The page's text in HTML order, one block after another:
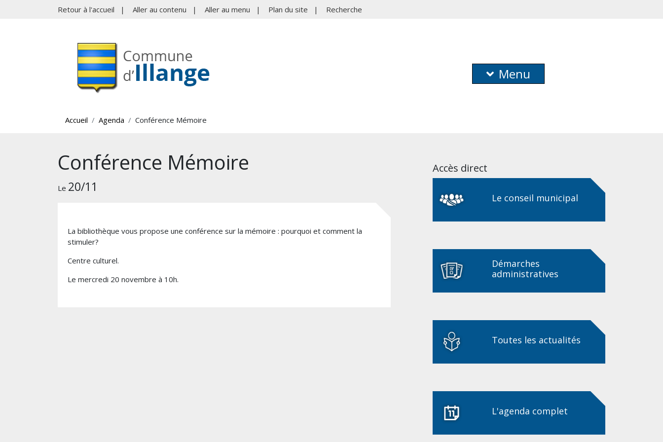
Retour à l'accueil | Aller au contenu | Aller au menu | Plan du site | Recherche
Menu
Accueil Agenda Conférence Mémoire
Conférence Mémoire
Le 20/11
La bibliothèque vous propose une conférence sur la mémoire : pourquoi et comment la
stimuler?
Centre culturel.
Le mercredi 20 novembre à 10h.
Accès direct
Le conseil municipal
Démarches
administratives
Toutes les actualités
L'agenda complet